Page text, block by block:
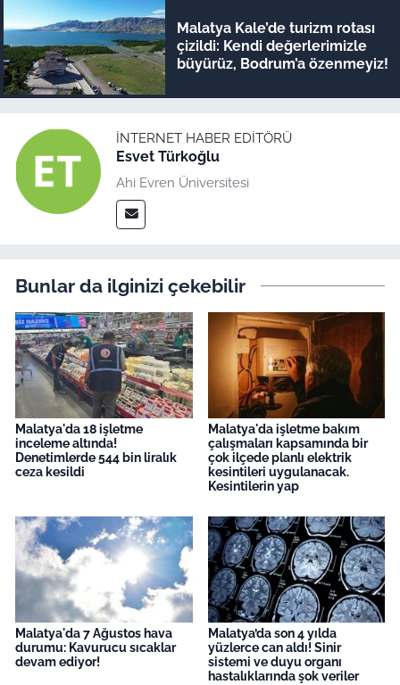
Malatya Kale’de turizm rotası
çizildi: Kendi değerlerimizle
büyürüz, Bodrum’a özenmeyiz!
İNTERNET HABER EDITÖRÜ
Esvet Türkoğlu
Ahi Evren Üniversitesi
Bunlar da ilginizi çekebilir
Malatya'da 18 işletme
inceleme altında!
Denetimlerde 544 bin liralık
ceza kesildi
Malatya'da işletme bakım
çalışmaları kapsamında bir
çok ilçede planlı elektrik
kesintileri uygulanacak.
Kesintilerin yap
Malatya'da 7 Ağustos hava
durumu: Kavurucu sıcaklar
devam ediyor!
Malatya’da son 4 yılda
yüzlerce can aldı! Sinir
sistemi ve duyu organı
hastalıklarında şok veriler